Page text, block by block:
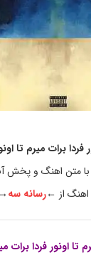
برات میرم تا
با متن اهنگ و پخش
از ←رسانه سه→
تا اونور فردا برات